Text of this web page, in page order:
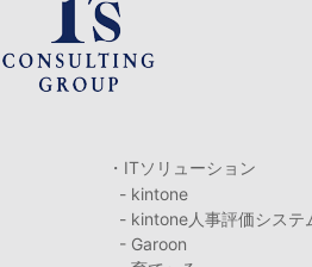
・ITソリューション
- kintone
- kintone人事評価システ
- Garoon